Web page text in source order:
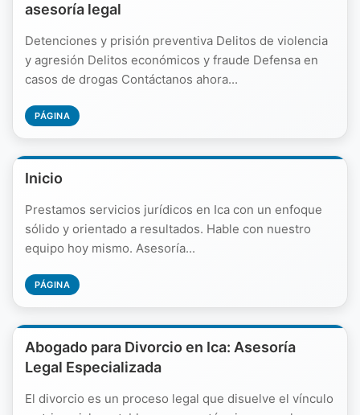
asesoría legal
Detenciones y prisión preventiva Delitos de violencia
y agresión Delitos económicos y fraude Defensa en
casos de drogas Contáctanos ahora...
PÁGINA
Inicio
Prestamos servicios jurídicos en Ica con un enfoque
sólido y orientado a resultados. Hable con nuestro
equipo hoy mismo. Asesoría...
PÁGINA
Abogado para Divorcio en Ica: Asesoría
Legal Especializada
El divorcio es un proceso legal que disuelve el vínculo